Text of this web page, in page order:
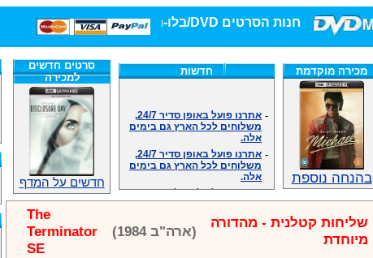
חנות הסרטים DVD/בלו-ריי/3D הגדולה ביותר!
מכירה מוקדמת
בהנחה נוספת
חדשות
משלוחים לכל הארץ גם בימים
אלה.
משלוחים לכל הארץ גם בימים
אלה.
אנחנו כאן לכול שאלה וזמינים
במענה הטלפוני שלנו.ובמייל
.האתר לרשותכם פעיל 24/7
מענה טלפוני: 09-7652392
צוות דיוידי מאסטר ישיר.
סרטים חדשים
למכירה
חדשים על המדף
שליחות קטלנית - מהדורה
מיוחדת
(ארה"ב 1984)
The
Terminator
SE